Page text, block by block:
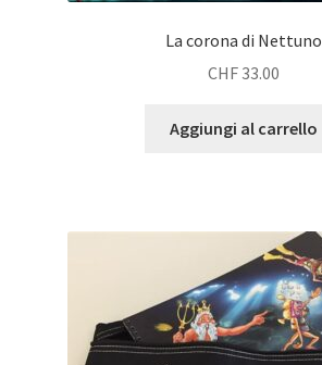
La corona di Nettuno
CHF33.00
Aggiungi al carrello